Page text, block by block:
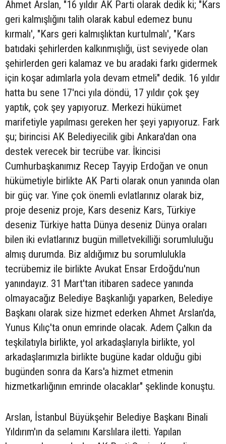
Ahmet Arslan, "16 yıldır AK Parti olarak dedik ki; "Kars
geri kalmışlığını talih olarak kabul edemez bunu
kırmalı', "Kars geri kalmışlıktan kurtulmalı', "Kars
batıdaki şehirlerden kalkınmışlığı, üst seviyede olan
şehirlerden geri kalamaz ve bu aradaki farkı gidermek
için koşar adımlarla yola devam etmeli" dedik. 16 yıldır
hatta bu sene 17'nci yıla döndü, 17 yıldır çok şey
yaptık, çok şey yapıyoruz. Merkezi hükümet
marifetiyle yapılması gereken her şeyi yapıyoruz. Fark
şu; birincisi AK Belediyecilik gibi Ankara'dan ona
destek verecek bir tecrübe var. İkincisi
Cumhurbaşkanımız Recep Tayyip Erdoğan ve onun
hükümetiyle birlikte AK Parti olarak onun yanında olan
bir güç var. Yine çok önemli evlatlarınız olarak biz,
proje deseniz proje, Kars deseniz Kars, Türkiye
deseniz Türkiye hatta Dünya deseniz Dünya oraları
bilen iki evlatlarınız bugün milletvekilliği sorumluluğu
almış durumda. Biz aldığımız bu sorumlulukla
tecrübemiz ile birlikte Avukat Ensar Erdoğdu'nun
yanındayız. 31 Mart'tan itibaren sadece yanında
olmayacağız Belediye Başkanlığı yaparken, Belediye
Başkanı olarak size hizmet ederken Ahmet Arslan'da,
Yunus Kılıç'ta onun emrinde olacak. Adem Çalkın da
teşkilatıyla birlikte, yol arkadaşlarıyla birlikte, yol
arkadaşlarımızla birlikte bugüne kadar olduğu gibi
bugünden sonra da Kars'a hizmet etmenin
hizmetkarlığının emrinde olacaklar" şeklinde konuştu.
Arslan, İstanbul Büyükşehir Belediye Başkanı Binali
Yıldırım'ın da selamını Karslılara iletti. Yapılan